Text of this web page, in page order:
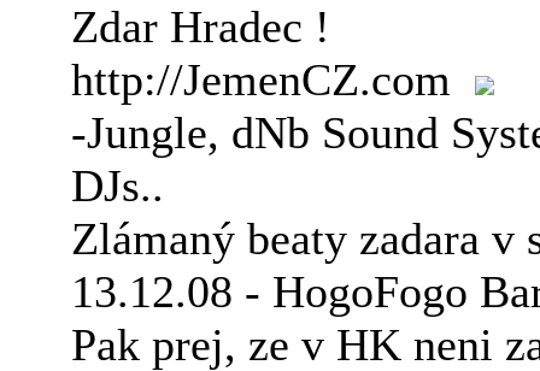
Zdar Hradec !
http://JemenCZ.com
-Jungle, dNb Sound
DJs..
Zlámaný beaty zadara v
13.12.08 - HogoFogo
Pak prej, ze v HK neni